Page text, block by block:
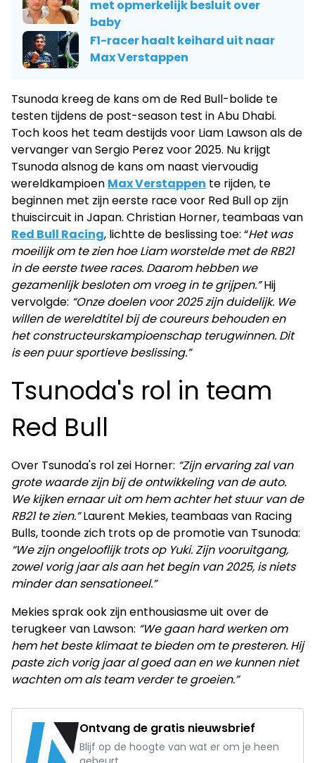
met opmerkelijk besluit over
baby
F1-racer haalt keihard uit naar
Max Verstappen
Tsunoda kreeg de kans om de Red Bull-bolide te
testen tijdens de post-season test in Abu Dhabi.
Toch koos het team destijds voor Liam Lawson als de
vervanger van Sergio Perez voor 2025. Nu krijgt
Tsunoda alsnog de kans om naast viervoudig
wereldkampioen Max Verstappen te rijden, te
beginnen met zijn eerste race voor Red Bull op zijn
thuiscircuit in Japan. Christian Horner, teambaas van
Red Bull Racing, lichtte de beslissing toe: “Het was
moeilijk om te zien hoe Liam worstelde met de RB21
in de eerste twee races. Daarom hebben we
gezamenlijk besloten om vroeg in te grijpen.”Hij
vervolgde: “Onze doelen voor 2025 zijn duidelijk. We
willen de wereldtitel bij de coureurs behouden en
het constructeurskampioenschap terugwinnen. Dit
is een puur sportieve beslissing.”
Tsunoda's rol in team
Red Bull
Over Tsunoda's rol zei Horner: “Zijn ervaring zal van
grote waarde zijn bij de ontwikkeling van de auto.
We kijken ernaar uit om hem achter het stuur van de
RB21 te zien.”Laurent Mekies, teambaas van Racing
Bulls, toonde zich trots op de promotie van Tsunoda:
“We zijn ongelooflijk trots op Yuki. Zijn vooruitgang,
zowel vorig jaar als aan het begin van 2025, is niets
minder dan sensationeel.”
Mekies sprak ook zijn enthousiasme uit over de
terugkeer van Lawson: “We gaan hard werken om
hem het beste klimaat te bieden om te presteren. Hij
paste zich vorig jaar al goed aan en we kunnen niet
wachten om als team verder te groeien.”
Ontvang de gratis nieuwsbrief
Blijf op de hoogte van wat er om je heen